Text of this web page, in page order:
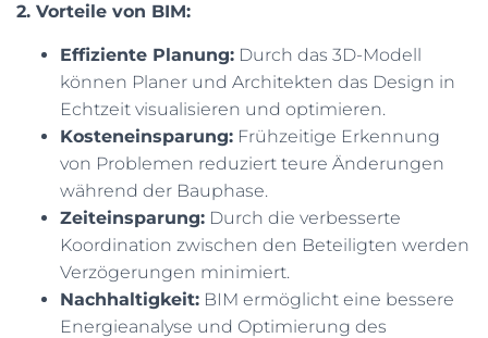
2. Vorteile von BIM:
Effiziente Planung: Durch das 3D-Modell
können Planer und Architekten das Design in
Echtzeit visualisieren und optimieren.
Kosteneinsparung: Frühzeitige Erkennung
von Problemen reduziert teure Änderungen
während der Bauphase.
Zeiteinsparung: Durch die verbesserte
Koordination zwischen den Beteiligten werden
Verzögerungen minimiert.
Nachhaltigkeit: BIM ermöglicht eine bessere
Energieanalyse und Optimierung des